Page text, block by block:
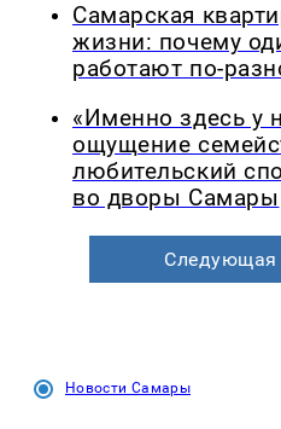
Самарская
жизни: почему
работают по-
«Именно здесь у
ощущение
любительский
во дворы Самары
Следующая
Новости Самары